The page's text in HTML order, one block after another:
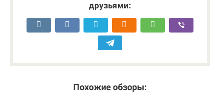
друзьями:
Похожие обзоры: